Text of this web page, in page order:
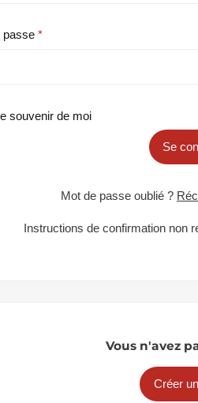
passe
souvenir de moi
Se
Mot de passe oublié ?
Instructions de confirmation non
Vous n'avez
Créer